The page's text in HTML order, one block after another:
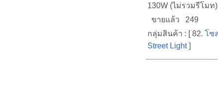
130W (ไม่รวมรีโมท)
ขายแล้ว 249
กลุ่มสินค้า : [ 82. โซ
Street Light]